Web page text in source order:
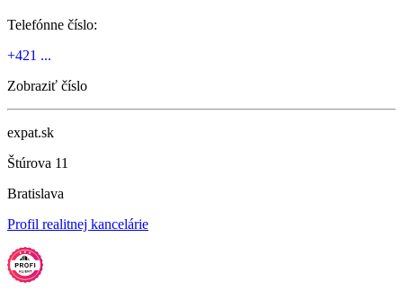
Telefónne číslo:
+421 ...
Zobraziť číslo
expat.sk
Štúrova 11
Bratislava
Profil realitnej kancelárie